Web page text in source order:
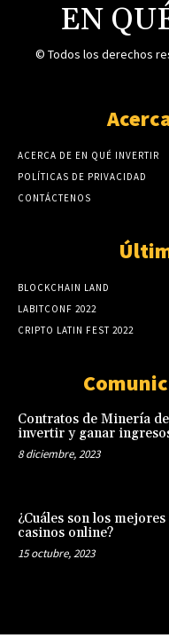
EN
© Todos los derechos
ACERCA DE EN QUÉ INVERTIR
POLÍTICAS DE PRIVACIDAD
CONTÁCTENOS
BLOCKCHAIN LAND
LABITCONF 2022
CRIPTO LATIN FEST 2022
Contratos de Minería
invertir y ganar
8 diciembre, 2023
¿Cuáles son los
casinos online?
15 octubre, 2023